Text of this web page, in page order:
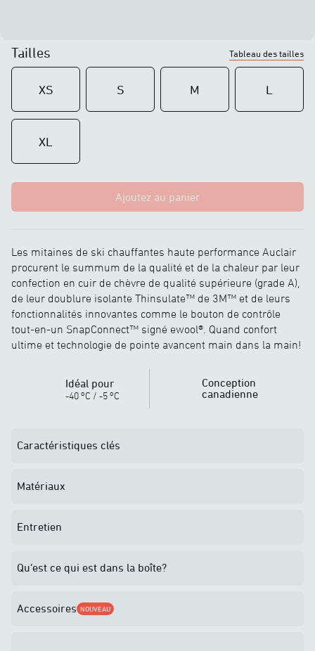
Tailles Tableau des tailles
XS S M L
XL
Ajoutez au panier
Les mitaines de ski chauffantes haute performance Auclair
procurent le summum de la qualité et de la chaleur par leur
confection en cuir de chèvre de qualité supérieure (grade A),
de leur doublure isolante Thinsulate™ de 3M™ et de leurs
fonctionnalités innovantes comme le bouton de contrôle
tout-en-un SnapConnect™ signé ewool®. Quand confort
ultime et technologie de pointe avancent main dans la main!
Idéal pour
-40 oC / -5 oC
Conception
canadienne
Caractéristiques clés
Matériaux
Entretien
Qu’est ce qui est dans la boîte?
Accessoires NOUVEAU